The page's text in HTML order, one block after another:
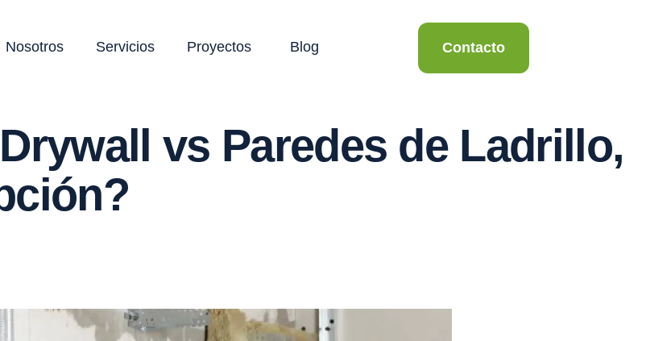
Nosotros Servicios Proyectos Blog Contacto
vs Paredes de Ladrillo,